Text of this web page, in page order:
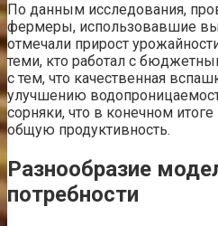
По данным исследования,
фермеры, использовавшие
отмечали прирост
теми, кто работал с
с тем, что качественная
улучшению
сорняки, что в конечном
общую продуктивность.
Разнообразие
потребности